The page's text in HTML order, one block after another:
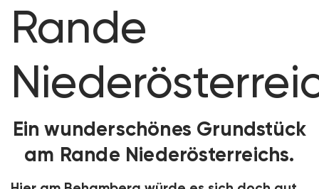
Rande
Ein wunderschönes Grundstück
am Rande Niederösterreichs.